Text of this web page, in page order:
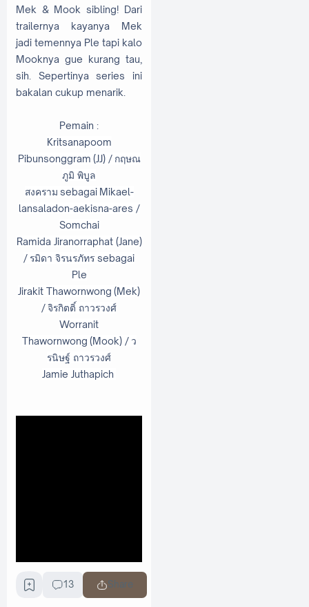
Mek & Mook sibling! Dari
trailernya kayanya Mek
jadi temennya Ple tapi kalo
Mooknya gue kurang tau,
sih. Sepertinya series ini
bakalan cukup menarik.
Pemain :
Kritsanapoom
Pibunsonggram (JJ) / กฤษณ
ภูมิ พิบูล
สงคราม sebagai Mikael-
lansaladon-aekisna-ares /
Somchai
Ramida Jiranorraphat (Jane)
/ รมิดา จิรนรภัทร sebagai
Ple
Jirakit Thawornwong (Mek)
/ จิรกิตติ์ ถาวรวงศ์
Worranit
Thawornwong (Mook) / ว
รนิษฐ์ ถาวรวงศ์
Jamie Juthapich
13 Share